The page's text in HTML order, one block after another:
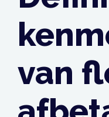
van